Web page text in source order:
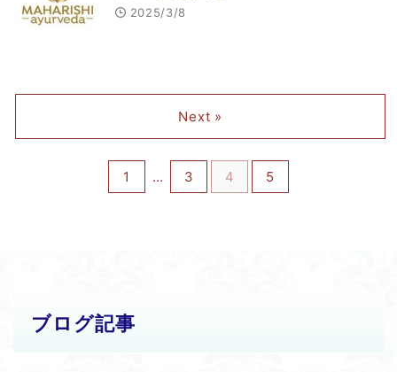
2025/3/8
1 … 3 4 5
Next »
ブログ記事